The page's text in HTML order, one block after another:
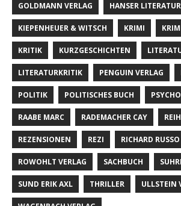
GOLDMANN VERLAG HANSER
KIEPENHEUER & WITSCH KRIMI
KRITIK KURZGESCHICHTEN
LITERATURKRITIK PENGUIN VERLAG
POLITIK POLITISCHES BUCH
RAABE MARC RADEMACHER CAY
REZENSIONEN REZI RICHARD RUSSO
ROWOHLT VERLAG SACHBUCH
SUND ERIK AXL THRILLER ULLSTEIN